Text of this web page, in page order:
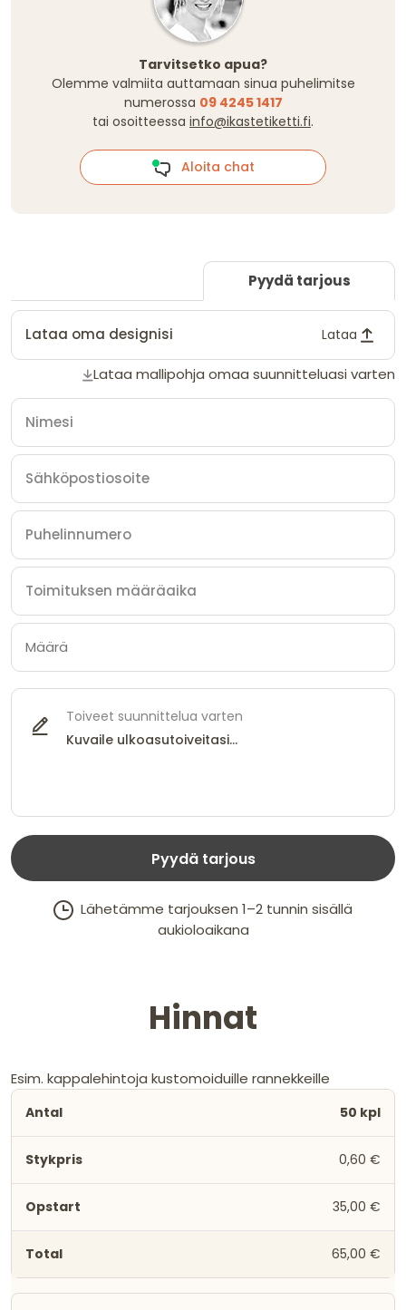
Tarvitsetko apua?
Olemme valmiita auttamaan sinua puhelimitse
numerossa 09 4245 1417
tai osoitteessa info@ikastetiketti.fi.
Aloita chat
Pyydä tarjous
Lataa oma designisi Lataa
Lataa mallipohja omaa suunnitteluasi varten
Toiveet suunnittelua varten
Pyydä tarjous
Lähetämme tarjouksen 1–2 tunnin sisällä
aukioloaikana
Hinnat
Esim. kappalehintoja kustomoiduille rannekkeille
50 kpl
0,60 €
35,00 €
65,00 €